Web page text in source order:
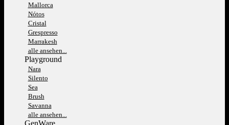
Mallorca
Nótos
Cristal
Grespresso
Marrakesh
alle ansehen...
Playground
Nara
Silento
Sea
Brush
Savanna
alle ansehen...
GenWare